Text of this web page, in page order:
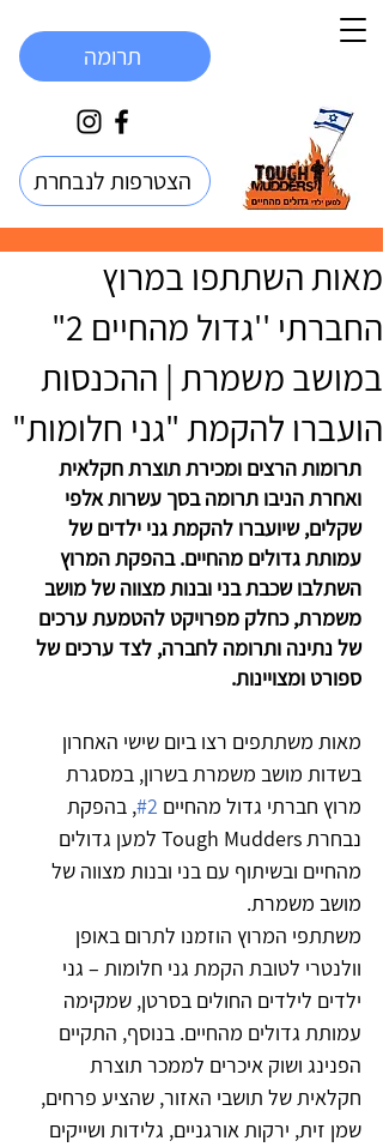
תרומה
הצטרפות לנבחרת
מאות השתתפו במרוץ
החברתי ''גדול מהחיים 2"
במושב משמרת | ההכנסות
הועברו להקמת "גני חלומות"
תרומות הרצים ומכירת תוצרת חקלאית
ואחרת הניבו תרומה בסך עשרות אלפי
שקלים, שיועברו להקמת גני ילדים של
עמותת גדולים מהחיים. בהפקת המרוץ
השתלבו שכבת בני ובנות מצווה של מושב
משמרת, כחלק מפרויקט להטמעת ערכים
של נתינה ותרומה לחברה, לצד ערכים של
ספורט ומצויינות.
מאות משתתפים רצו ביום שישי האחרון
בשדות מושב משמרת בשרון, במסגרת
מרוץ חברתי גדול מהחיים #2, בהפקת
נבחרת Tough Mudders למען גדולים
מהחיים ובשיתוף עם בני ובנות מצווה של
מושב משמרת.
משתתפי המרוץ הוזמנו לתרום באופן
וולנטרי לטובת הקמת גני חלומות – גני
ילדים לילדים החולים בסרטן, שמקימה
עמותת גדולים מהחיים. בנוסף, התקיים
הפנינג ושוק איכרים לממכר תוצרת
חקלאית של תושבי האזור, שהציע פרחים,
שמן זית, ירקות אורגניים, גלידות ושייקים